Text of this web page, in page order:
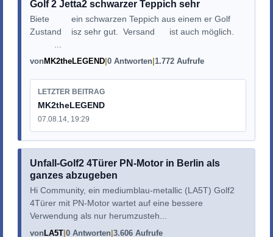
Golf 2 Jetta2 schwarzer Teppich sehr
Biete ein schwarzen Teppich aus einem er Golf
Zustand isz sehr gut. Versand ist auch möglich.
...
vonMK2theLEGEND 0 Antworten 1.772 Aufrufe
LETZTER BEITRAG
MK2theLEGEND
07.08.14, 19:29
Unfall-Golf2 4Türer PN-Motor in Berlin als
ganzes abzugeben
Hi Community, ein mediumblau-metallic (LA5T) Golf2
4Türer mit PN-Motor wartet auf eine bessere
Verwendung als nur herumzusteh...
vonLA5T 0 Antworten 3.606 Aufrufe